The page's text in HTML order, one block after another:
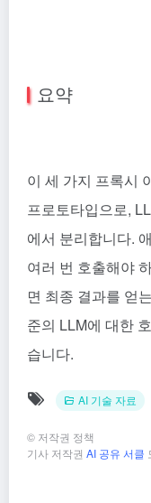
요약
이 세 가지 프록시
프로토타입으로,
에서 분리합니다.
여러 번 호출해야
면 최종 결과를 얻
준의 LLM에 대한
습니다.
AI 기술 자료
© 저작권 정책
기사 저작권 AI 공유 서클